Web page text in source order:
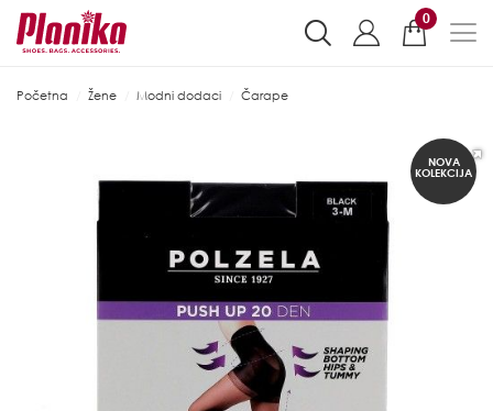
0
Početna Žene Modni dodaci Čarape
NOVA
KOLEKCIJA